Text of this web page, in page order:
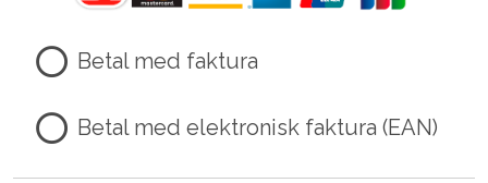
Betal med faktura
Betal med elektronisk faktura (EAN)